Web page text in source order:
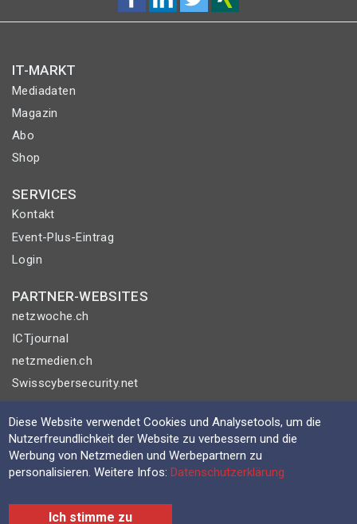
IT-MARKT
Mediadaten
Magazin
Abo
Shop
SERVICES
Kontakt
Event-Plus-Eintrag
Login
PARTNER-WEBSITES
netzwoche.ch
ICTjournal
netzmedien.ch
Swisscybersecurity.net
© NETZMEDIEN AG 2026
Impressum
AGB
Datenschutzerklärung
Diese Website verwendet Cookies und Analysetools, um die
Nutzerfreundlichkeit der Website zu verbessern und die
Werbung von Netzmedien und Werbepartnern zu
personalisieren. Weitere Infos:Datenschutzerklärung
Ich stimme zu